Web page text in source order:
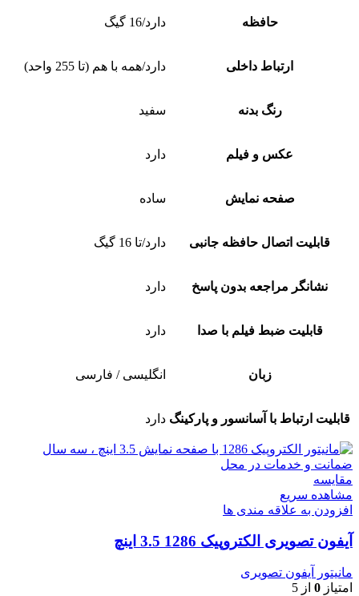
حافظه دارد/16 گیگ
ارتباط داخلی دارد/همه با هم (تا 255 واحد)
رنگ بدنه سفید
عکس و فیلم دارد
صفحه نمایش ساده
قابلیت اتصال حافظه جانبی دارد/تا 16 گیگ
نشانگر مراجعه بدون پاسخ دارد
قابلیت ضبط فیلم با صدا دارد
زبان انگلیسی / فارسی
قابلیت ارتباط با آسانسور و پارکینگ دارد
مقایسه
مشاهده سریع
افزودن به علاقه مندی ها
آیفون تصویری الکتروپیک 1286 3.5 اینچ
مانیتور آیفون تصویری
امتیاز 0 از 5